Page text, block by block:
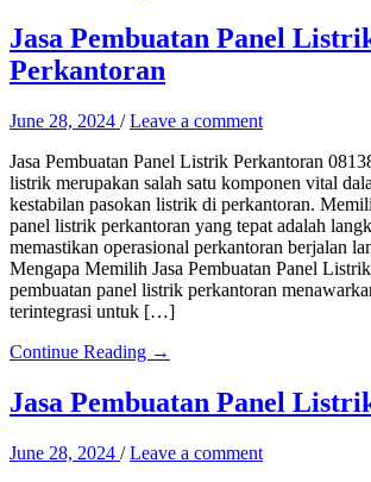
Jasa Pembuatan Panel
Perkantoran
June 28, 2024 /Leave a comment
Jasa Pembuatan Panel Listrik Perkantoran
listrik merupakan salah satu komponen vital
kestabilan pasokan listrik di perkantoran.
panel listrik perkantoran yang tepat adalah
memastikan operasional perkantoran berjalan
Mengapa Memilih Jasa Pembuatan Panel
pembuatan panel listrik perkantoran
terintegrasi untuk […]
Continue Reading →
Jasa Pembuatan Panel
June 28, 2024 /Leave a comment